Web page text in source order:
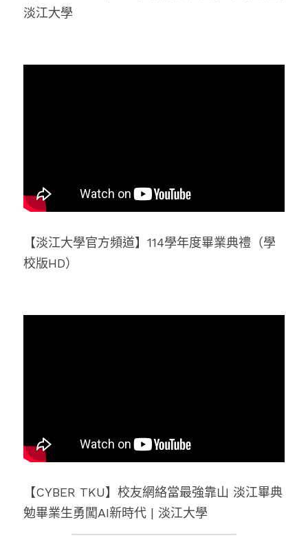
淡江大學
【淡江大學官方頻道】114學年度畢業典禮（學
校版HD）
【CYBER TKU】校友網絡當最強靠山 淡江畢典
勉畢業生勇闖AI新時代 | 淡江大學